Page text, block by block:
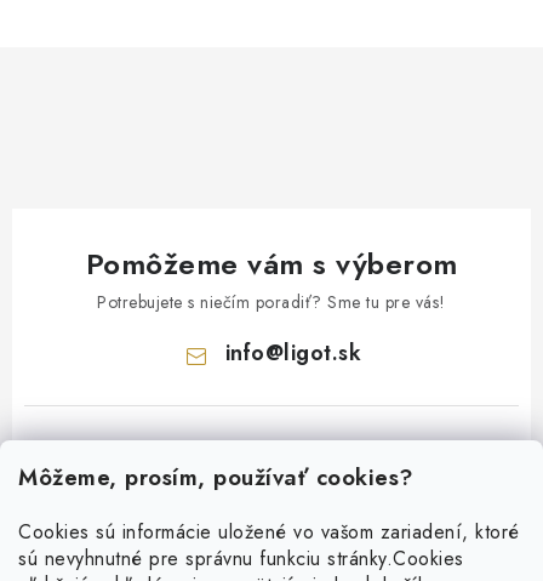
Môžeme, prosím, používať cookies?
Cookies sú informácie uložené vo vašom zariadení, ktoré
sú nevyhnutné pre správnu funkciu stránky.Cookies
Pomôžeme vám s výberom
Potrebujete s niečím poradiť? Sme tu pre vás!
info@ligot.sk